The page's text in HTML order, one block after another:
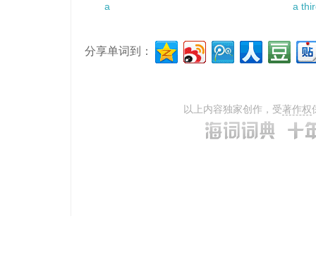
a a
分享单词到：
以上内容独家创作，受著作权